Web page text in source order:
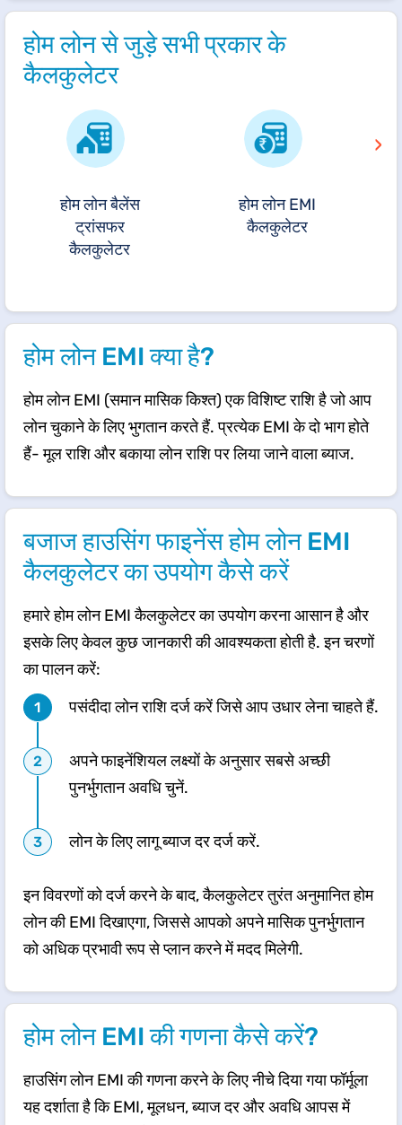
होम लोन से जुड़े सभी प्रकार के
कैलकुलेटर
होम लोन बैलेंस
ट्रांसफर
कैलकुलेटर
होम लोन EMI
कैलकुलेटर
›
होम लोन EMI क्या है?
होम लोन EMI (समान मासिक किश्त) एक विशिष्ट राशि है जो आप
लोन चुकाने के लिए भुगतान करते हैं. प्रत्येक EMI के दो भाग होते
हैं- मूल राशि और बकाया लोन राशि पर लिया जाने वाला ब्याज.
बजाज हाउसिंग फाइनेंस होम लोन EMI
कैलकुलेटर का उपयोग कैसे करें
हमारे होम लोन EMI कैलकुलेटर का उपयोग करना आसान है और
इसके लिए केवल कुछ जानकारी की आवश्यकता होती है. इन चरणों
का पालन करें:
पसंदीदा लोन राशि दर्ज करें जिसे आप उधार लेना चाहते हैं.
अपने फाइनेंशियल लक्ष्यों के अनुसार सबसे अच्छी
पुनर्भुगतान अवधि चुनें.
लोन के लिए लागू ब्याज दर दर्ज करें.
इन विवरणों को दर्ज करने के बाद, कैलकुलेटर तुरंत अनुमानित होम
लोन की EMI दिखाएगा, जिससे आपको अपने मासिक पुनर्भुगतान
को अधिक प्रभावी रूप से प्लान करने में मदद मिलेगी.
होम लोन EMI की गणना कैसे करें?
हाउसिंग लोन EMI की गणना करने के लिए नीचे दिया गया फॉर्मूला
यह दर्शाता है कि EMI, मूलधन, ब्याज दर और अवधि आपस में